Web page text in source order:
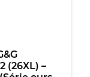
(26XL) –